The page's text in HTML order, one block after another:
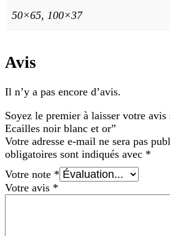
50×65, 100×37
Avis
Il n’y a pas encore d’avis.
Soyez le premier à laisser votre
Ecailles noir blanc et or”
Votre adresse e-mail ne sera pas
obligatoires sont indiqués avec *
Votre note *
Votre avis *